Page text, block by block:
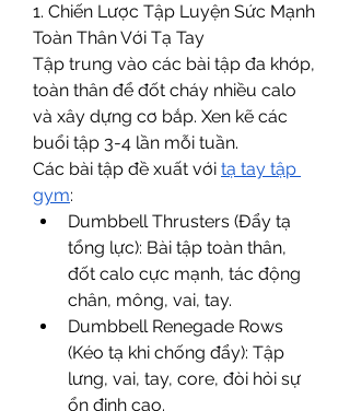
1. Chiến Lược Tập Luyện Sức Mạnh
Toàn Thân Với Tạ Tay
Tập trung vào các bài tập đa khớp,
toàn thân để đốt cháy nhiều calo
và xây dựng cơ bắp. Xen kẽ các
buổi tập 3-4 lần mỗi tuần.
Các bài tập đề xuất với tạ tay tập
gym:
Dumbbell Thrusters (Đẩy tạ
tổng lực): Bài tập toàn thân,
đốt calo cực mạnh, tác động
chân, mông, vai, tay.
Dumbbell Renegade Rows
(Kéo tạ khi chống đẩy): Tập
lưng, vai, tay, core, đòi hỏi sự
ổn định cao.